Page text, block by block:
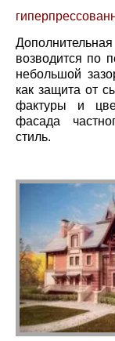
возводится по
небольшой
как защита от
фактуры и
фасада
стиль.